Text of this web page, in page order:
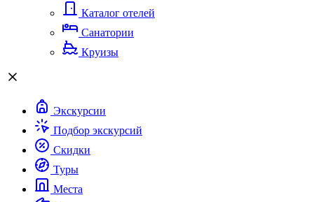
Каталог отелей
Санатории
Круизы
Экскурсии
Подбор экскурсий
Скидки
Туры
Места